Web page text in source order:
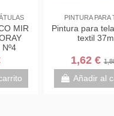
MIR
Nº4
PINTURA
Pintura para
textil
1,62 €
Añadir al